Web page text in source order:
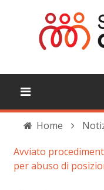
Home
Avviato
per abuso di